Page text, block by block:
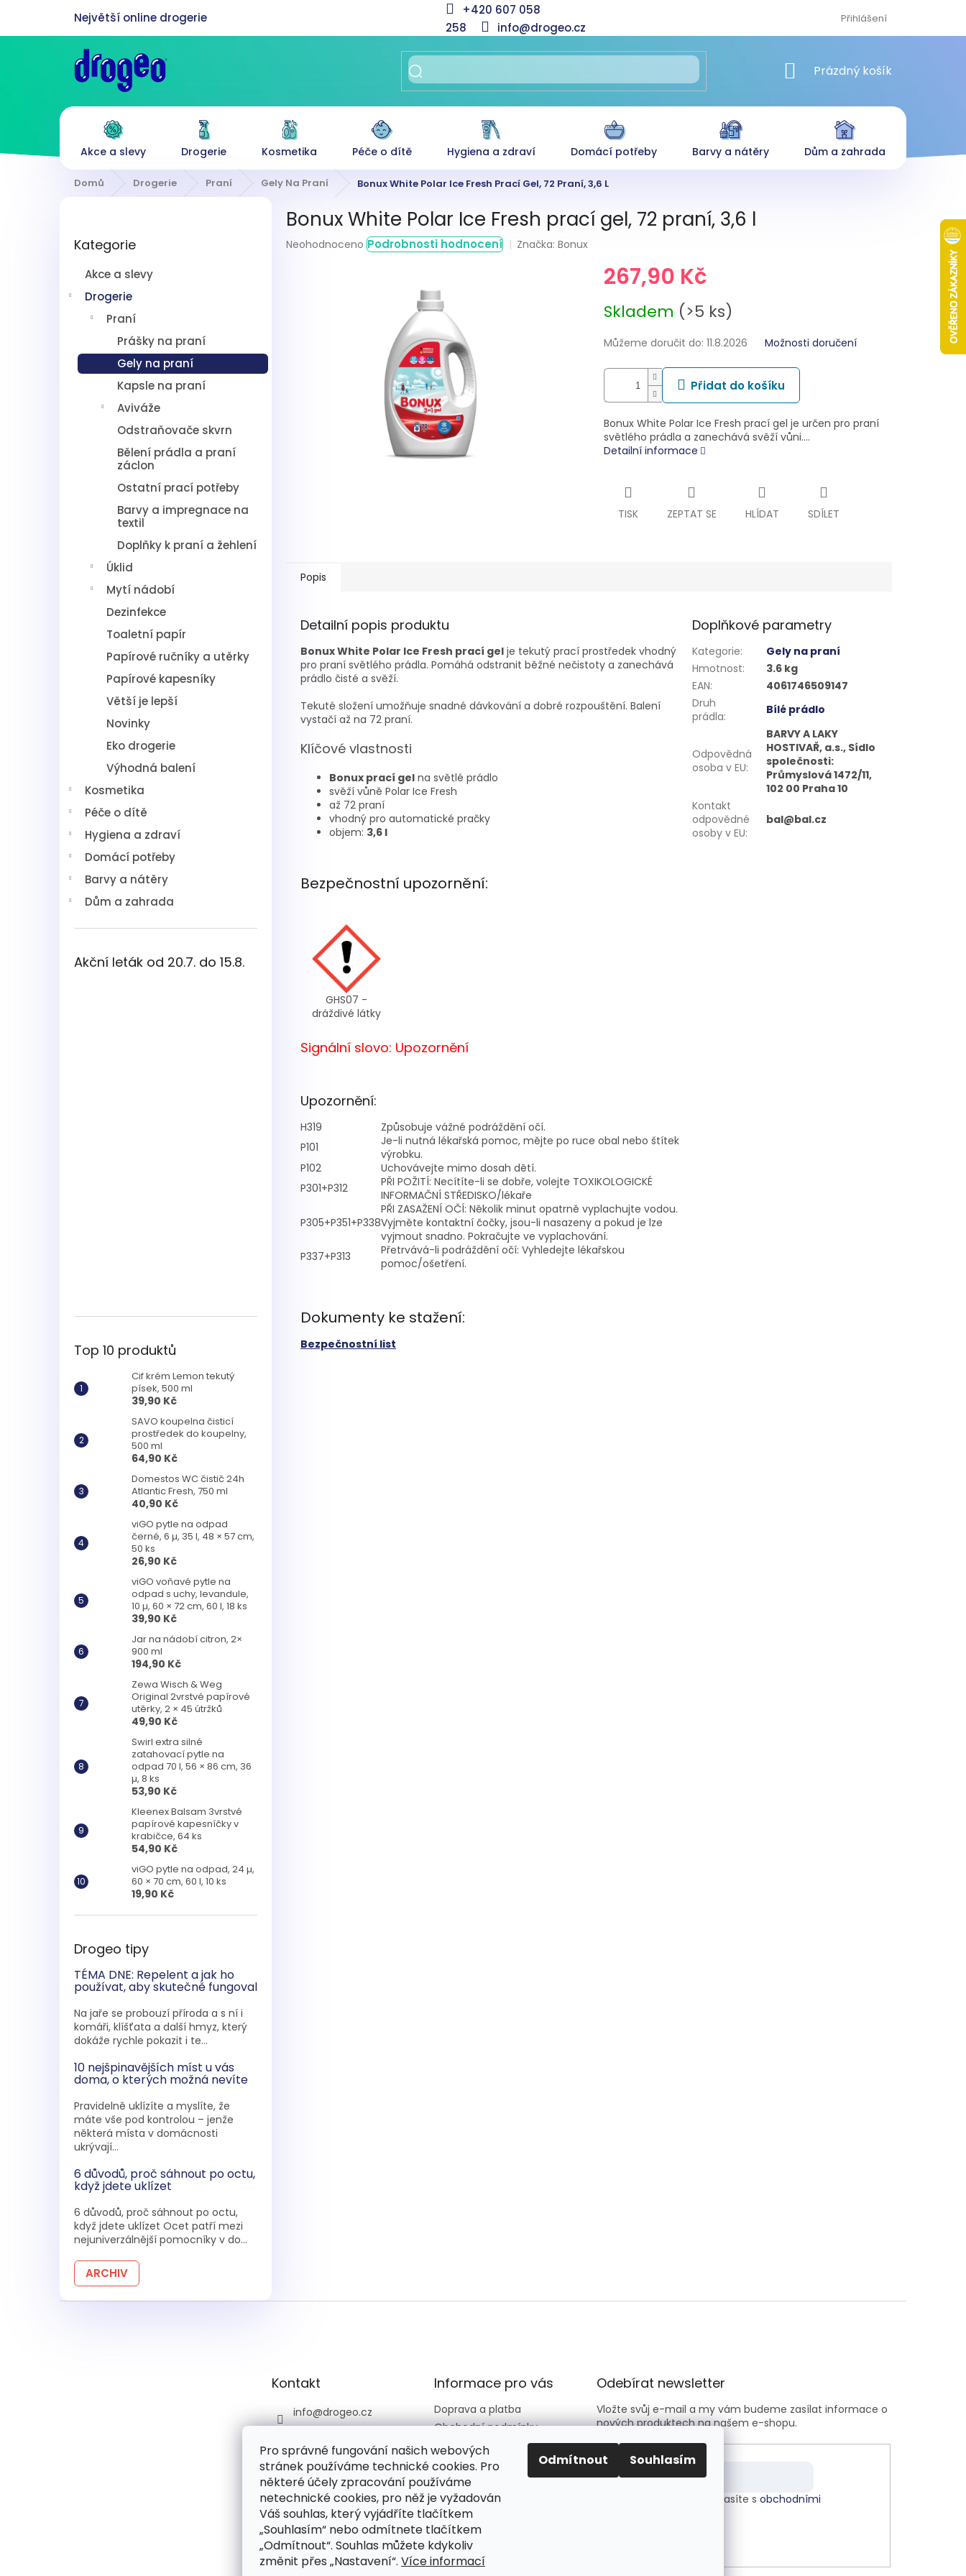
Pro správné fungování našich webových
stránek používáme technické cookies. Pro
některé účely zpracování používáme
netechnické cookies, pro něž je vyžadován
Váš souhlas, který vyjádříte tlačítkem
„Souhlasím“ nebo odmítnete tlačítkem
„Odmítnout“. Souhlas můžete kdykoliv
změnit přes „Nastavení“. Více informací
Odmítnout Souhlasím
obsah
+420 607 058
258
info@drogeo.cz
Přihlášení
NÁKUPNÍ KOŠÍK
Prázdný košík
Akce a slevy Drogerie Kosmetika Péče o dítě Hygiena a zdraví Domácí potřeby Barvy a nátěry Dům a zahrada
Domů Drogerie Praní Gely Na Praní Bonux White Polar Ice Fresh Prací Gel, 72 Praní, 3,6 L
kategorie
Kategorie
Akce a slevy
Drogerie
Praní
Prášky na praní
Gely na praní
Kapsle na praní
Aviváže
Odstraňovače skvrn
Bělení prádla a praní
záclon
Ostatní prací potřeby
Barvy a impregnace na
textil
Doplňky k praní a žehlení
Úklid
Mytí nádobí
Dezinfekce
Toaletní papír
Papírové ručníky a utěrky
Papírové kapesníky
Větší je lepší
Novinky
Eko drogerie
Výhodná balení
Kosmetika
Péče o dítě
Hygiena a zdraví
Domácí potřeby
Barvy a nátěry
Dům a zahrada
Akční leták od 20.7. do 15.8.
Top 10 produktů
Cif krém Lemon tekutý
písek, 500 ml
39,90 Kč
SAVO koupelna čisticí
prostředek do koupelny,
500 ml
64,90 Kč
Domestos WC čistič 24h
Atlantic Fresh, 750 ml
40,90 Kč
viGO pytle na odpad
černé, 6 µ, 35 l, 48 × 57 cm,
50 ks
26,90 Kč
viGO voňavé pytle na
odpad s uchy, levandule,
10 µ, 60 × 72 cm, 60 l, 18 ks
39,90 Kč
Jar na nádobí citron, 2×
900 ml
194,90 Kč
Zewa Wisch & Weg
Original 2vrstvé papírové
utěrky, 2 × 45 útržků
49,90 Kč
Swirl extra silné
zatahovací pytle na
odpad 70 l, 56 × 86 cm, 36
µ, 8 ks
53,90 Kč
Kleenex Balsam 3vrstvé
papírové kapesníčky v
krabičce, 64 ks
54,90 Kč
viGO pytle na odpad, 24 µ,
60 × 70 cm, 60 l, 10 ks
19,90 Kč
Drogeo tipy
TÉMA DNE: Repelent a jak ho
používat, aby skutečně fungoval
Na jaře se probouzí příroda a s ní i
komáři, klíšťata a další hmyz, který
dokáže rychle pokazit i te...
10 nejšpinavějších míst u vás
doma, o kterých možná nevíte
Pravidelně uklízíte a myslíte, že
máte vše pod kontrolou – jenže
některá místa v domácnosti
ukrývají...
6 důvodů, proč sáhnout po octu,
když jdete uklízet
6 důvodů, proč sáhnout po octu,
když jdete uklízet Ocet patří mezi
nejuniverzálnější pomocníky v do...
ARCHIV
Bonux White Polar Ice Fresh prací gel, 72 praní, 3,6 l
Průměrné
Neohodnoceno Podrobnosti hodnocení Značka:Bonux
267,90 Kč
cena:
Skladem (>5 ks)
Můžeme doručit do: 11.8.2026 Možnosti doručení
Přidat do košíku
Bonux White Polar Ice Fresh prací gel je určen pro praní
světlého prádla a zanechává svěží vůni.…
Detailní informace
TISK ZEPTAT SE HLÍDAT SDÍLET
Popis
Detailní popis produktu
Bonux White Polar Ice Fresh prací gel je tekutý prací prostředek vhodný
pro praní světlého prádla. Pomáhá odstranit běžné nečistoty a zanechává
prádlo čisté a svěží.
Tekuté složení umožňuje snadné dávkování a dobré rozpouštění. Balení
vystačí až na 72 praní.
Klíčové vlastnosti
Bonux prací gel na světlé prádlo
svěží vůně Polar Ice Fresh
až 72 praní
vhodný pro automatické pračky
objem: 3,6 l
Bezpečnostní upozornění:
GHS07 -
dráždivé látky
Signální slovo: Upozornění
Upozornění:
H319
Způsobuje vážné podráždění očí.
P101
Je-li nutná lékařská pomoc, mějte po ruce obal nebo štítek
výrobku.
P102
Uchovávejte mimo dosah dětí.
P301+P312
PŘI POŽITÍ: Necítíte-li se dobře, volejte TOXIKOLOGICKÉ
INFORMAČNÍ STŘEDISKO/lékaře
P305+P351+P338
PŘI ZASAŽENÍ OČÍ: Několik minut opatrně vyplachujte vodou.
Vyjměte kontaktní čočky, jsou-li nasazeny a pokud je lze
vyjmout snadno. Pokračujte ve vyplachování.
P337+P313
Přetrvává-li podráždění očí: Vyhledejte lékařskou
pomoc/ošetření.
Dokumenty ke stažení:
Bezpečnostní list
Doplňkové parametry
Kategorie:
Gely na praní
Hmotnost:
3.6 kg
EAN:
4061746509147
Druh
prádla: Bílé prádlo
Odpovědná
osoba v EU:
BARVY A LAKY
HOSTIVAŘ, a.s., Sídlo
společnosti:
Průmyslová 1472/11,
102 00 Praha 10
Kontakt
odpovědné
osoby v EU:
bal@bal.cz
Kontakt
info@drogeo.cz
+420 607 058 258 (v
pracovní dny 08:00-1
6:00)
drogeocz
drogeo_online_droge
rie
Informace pro vás
Doprava a platba
Obchodní podmínky
Kontakty
Hodnocení obchodu
Odebírat newsletter
Vložte svůj e-mail a my vám budeme zasílat informace o
nových produktech na našem e-shopu.
E-mail
Vložením e-mailu souhlasíte sobchodními